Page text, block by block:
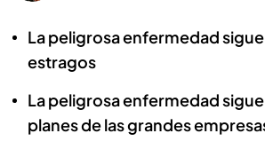
La peligrosa enfermedad
estragos
La peligrosa enfermedad
planes de las grandes